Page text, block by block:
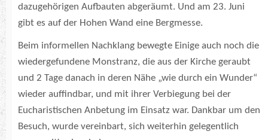
dazugehörigen Aufbauten abgeräumt. Und am 23. Juni
gibt es auf der Hohen Wand eine Bergmesse.
Beim informellen Nachklang bewegte Einige auch noch die
wiedergefundene Monstranz, die aus der Kirche geraubt
und 2 Tage danach in deren Nähe „wie durch ein Wunder“
wieder auffindbar, und mit ihrer Verbiegung bei der
Eucharistischen Anbetung im Einsatz war. Dankbar um den
Besuch, wurde vereinbart, sich weiterhin gelegentlich